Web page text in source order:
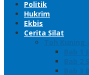
Politik
Hukrim
Ekbis
Cerita Silat
Toh Kuning
Bab 1
Bab 2
Bab 3